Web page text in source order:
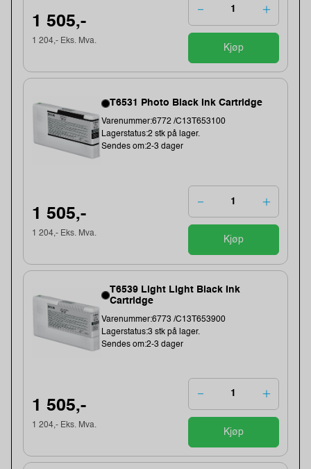
1 505,-
1 204,- Eks. Mva.
Kjøp
T6531 Photo Black Ink Cartridge
Varenummer:6772 /C13T653100
Lagerstatus:2 stk på lager.
Sendes om:2-3 dager
1 505,-
1 204,- Eks. Mva.
Kjøp
T6539 Light Light Black Ink
Cartridge
Varenummer:6773 /C13T653900
Lagerstatus:3 stk på lager.
Sendes om:2-3 dager
1 505,-
1 204,- Eks. Mva.
Kjøp